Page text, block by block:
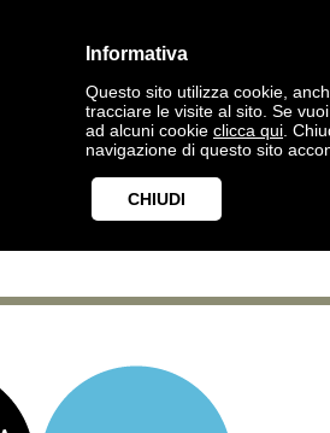
Informativa
Questo sito utilizza cookie,
tracciare le visite al sito. Se
ad alcuni cookie clicca qui .
navigazione di questo sito
CHIUDI